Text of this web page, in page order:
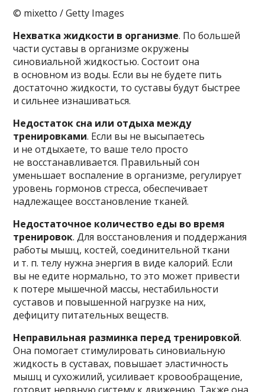
© mixetto / Getty Images
Нехватка жидкости в организме. По большей
части суставы в организме окружены
синовиальной жидкостью. Состоит она
в основном из воды. Если вы не будете пить
достаточно жидкости, то суставы будут быстрее
и сильнее изнашиваться.
Недостаток сна или отдыха между
тренировками. Если вы не высыпаетесь
и не отдыхаете, то ваше тело просто
не восстанавливается. Правильный сон
уменьшает воспаление в организме, регулирует
уровень гормонов стресса, обеспечивает
надлежащее восстановление тканей.
Недостаточное количество еды во время
тренировок. Для восстановления и поддержания
работы мышц, костей, соединительной ткани
и т. п. телу нужна энергия в виде калорий. Если
вы не едите нормально, то это может привести
к потере мышечной массы, нестабильности
суставов и повышенной нагрузке на них,
дефициту питательных веществ.
Неправильная разминка перед тренировкой.
Она помогает стимулировать синовиальную
жидкость в суставах, повышает эластичность
мышц и сухожилий, усиливает кровообращение,